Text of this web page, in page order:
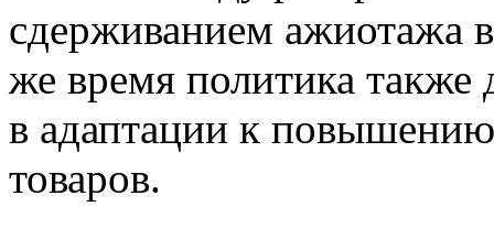
сдерживанием ажиотажа
же время политика
в адаптации к
товаров.